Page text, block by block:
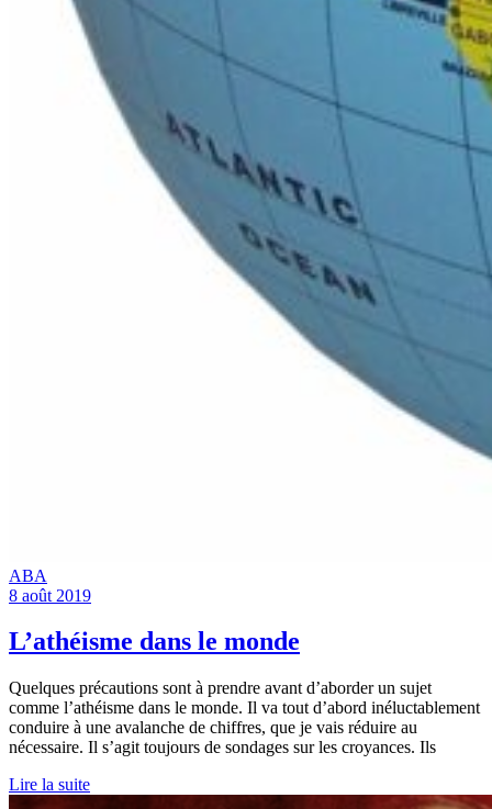
ABA
8 août 2019
L’athéisme dans le monde
Quelques précautions sont à prendre avant d’aborder un sujet
comme l’athéisme dans le monde. Il va tout d’abord inéluctablement
conduire à une avalanche de chiffres, que je vais réduire au
nécessaire. Il s’agit toujours de sondages sur les croyances. Ils
Lire la suite